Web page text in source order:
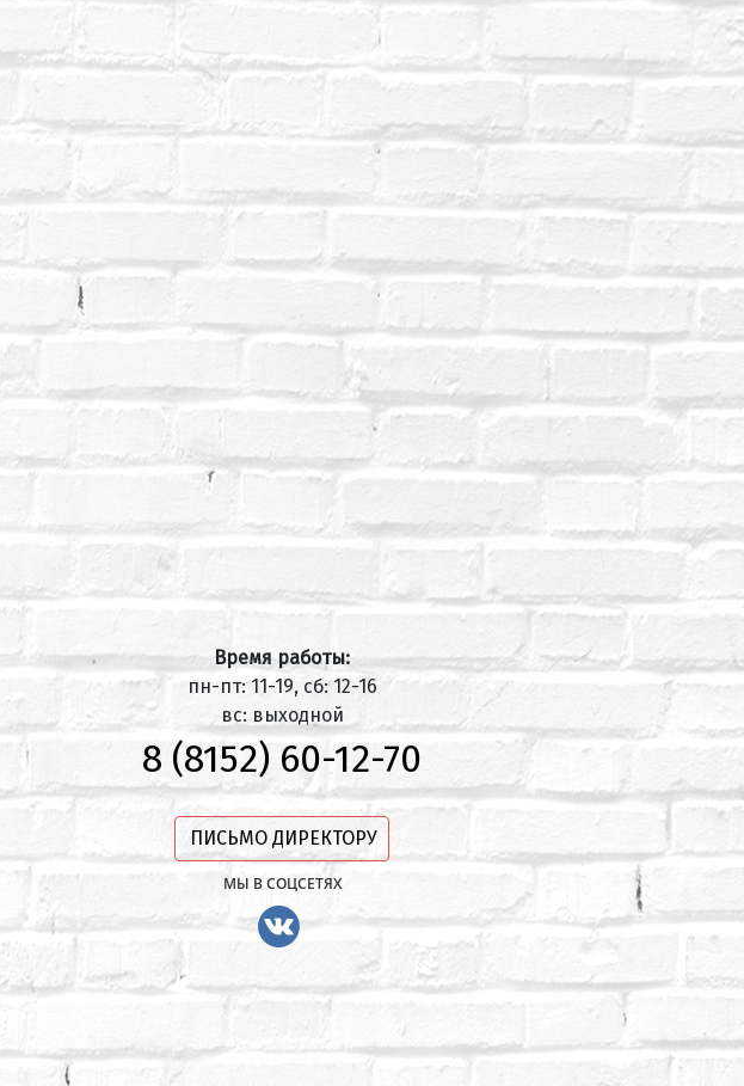
Время работы:
пн-пт: 11-19, сб: 12-16
вс: выходной
8 (8152) 60-12-70
ПИСЬМО ДИРЕКТОРУ
МЫ В СОЦСЕТЯХ